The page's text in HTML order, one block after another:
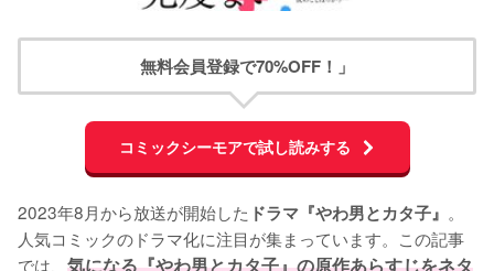
無料会員登録で70%OFF！」
コミックシーモアで試し読みする
2023年8月から放送が開始した ドラマ『やわ男とカタ子』 。
人気コミックのドラマ化に注目が集まっています。この記事
では、 気になる『やわ男とカタ子』の原作あらすじをネタ